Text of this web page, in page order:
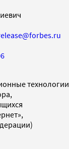
технологии